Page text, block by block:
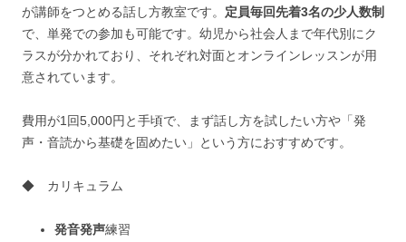
が講師をつとめる話し方教室です。 定員毎回先着3名の少人数制
で、単発での参加も可能です。幼児から社会人まで年代別にク
ラスが分かれており、それぞれ対面とオンラインレッスンが用
意されています。
費用が1回5,000円と手頃で、まず話し方を試したい方や「発
声・音読から基礎を固めたい」という方におすすめです。
◆ カリキュラム
発音発声練習